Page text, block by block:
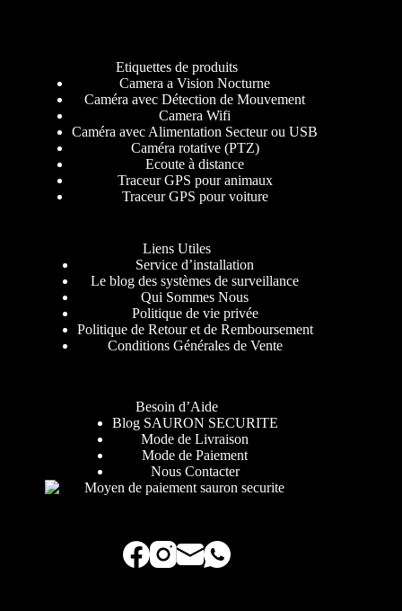
Etiquettes de produits
Camera a Vision Nocturne
Caméra avec Détection de Mouvement
Camera Wifi
Caméra avec Alimentation Secteur ou USB
Caméra rotative (PTZ)
Ecoute à distance
Traceur GPS pour animaux
Traceur GPS pour voiture
Liens Utiles
Service d’installation
Le blog des systèmes de surveillance
Qui Sommes Nous
Politique de vie privée
Politique de Retour et de Remboursement
Conditions Générales de Vente
Besoin d’Aide
Blog SAURON SECURITE
Mode de Livraison
Mode de Paiement
Nous Contacter